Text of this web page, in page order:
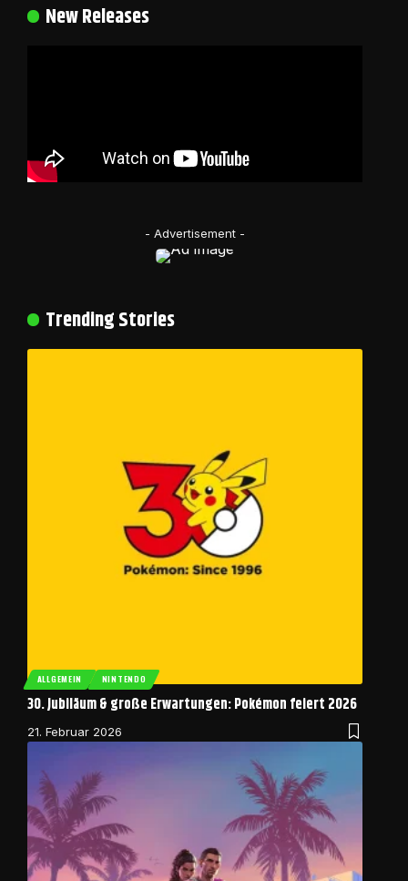
New Releases
- Advertisement -
Trending Stories
ALLGEMEIN NINTENDO
30. Jubiläum & große Erwartungen: Pokémon feiert 2026
21. Februar 2026